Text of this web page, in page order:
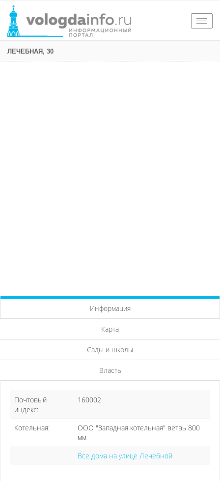
ЛЕЧЕБНАЯ, 30
Информация
Карта
Сады и школы
Власть
Почтовый
индекс:
160002
Котельная:
ООО "Западная котельная" ветвь 800
мм
Все дома на улице Лечебной